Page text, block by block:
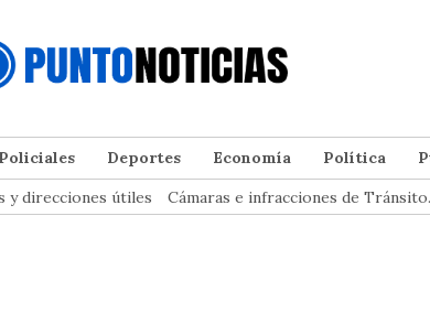
Policiales Deportes Economía Política
y direcciones útiles Cámaras e infracciones de Tránsito.